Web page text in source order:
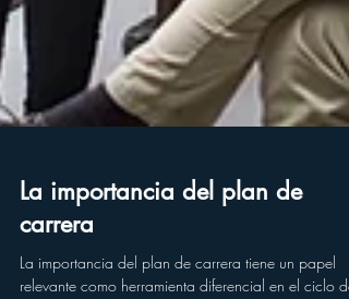
carrera